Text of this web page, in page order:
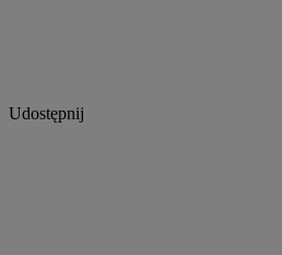
Udostępnij